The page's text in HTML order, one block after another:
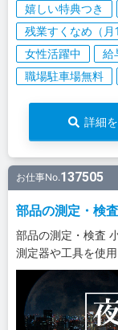
嬉しい特典つき
残業すくなめ（月
女性活躍中
給
職場駐車場無料
詳細
お仕事No.137505
部品の測定・検査
部品の測定・検査
測定器や工具を使